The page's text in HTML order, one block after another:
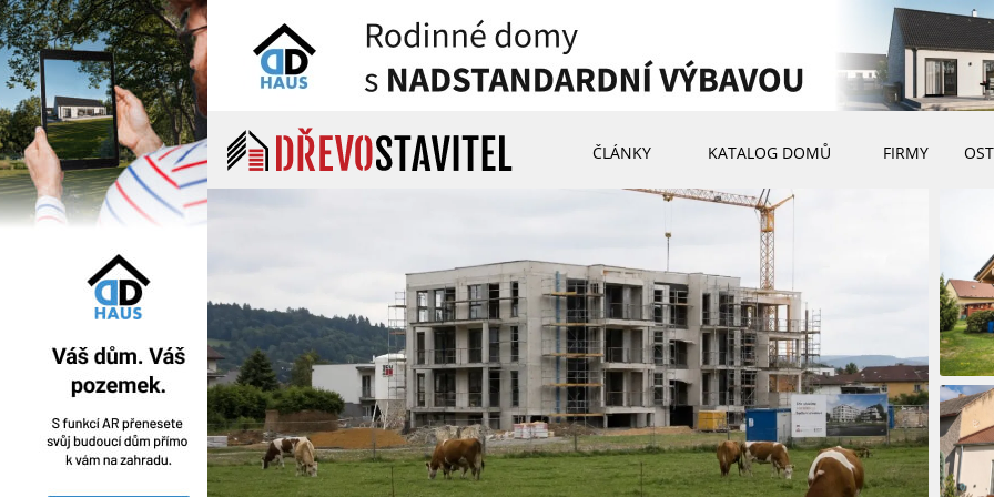
ČLÁNKY KATALOG DOMŮ FIRMY